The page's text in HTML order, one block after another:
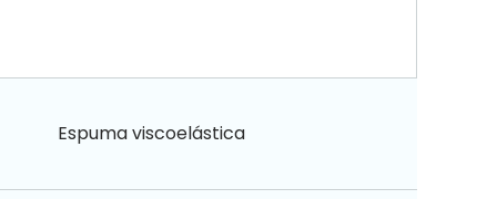
Espuma viscoelástica